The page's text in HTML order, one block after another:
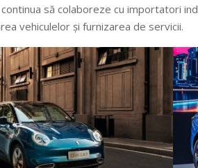
să colaboreze cu importatori
vehiculelor și furnizarea de servicii.